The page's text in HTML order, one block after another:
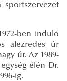
sportszervezet
ben induló
alezredes úr
úr. Az 1989-
élén Dr.
ig.